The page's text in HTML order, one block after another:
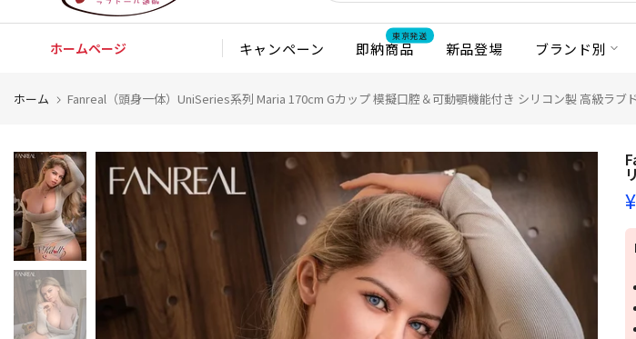
ホームページ キャンペーン 即納商品
東京発送
新品登場 ブランド別
ホーム Fanreal（頭身一体）UniSeries系列 Maria 170cm Gカップ 模擬口腔＆可動顎機能付き シリコン製 高級ラブ